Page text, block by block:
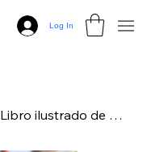
Log In
"VERSIÓN EN ESPAÑOL" Libro ilustrado de billetes Disney de JNP Digital y guía de